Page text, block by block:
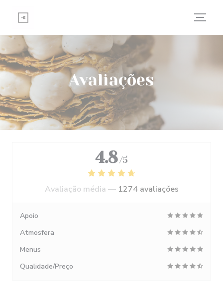
Avaliações
4.8 /5
Avaliação média — 1274 avaliações
Apoio
Atmosfera
Menus
Qualidade/Preço